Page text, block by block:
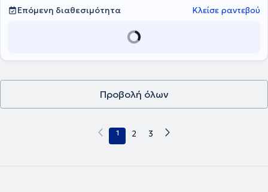
Επόμενη διαθεσιμότητα
Κλείσε ραντεβού
Προβολή όλων
1 2 3